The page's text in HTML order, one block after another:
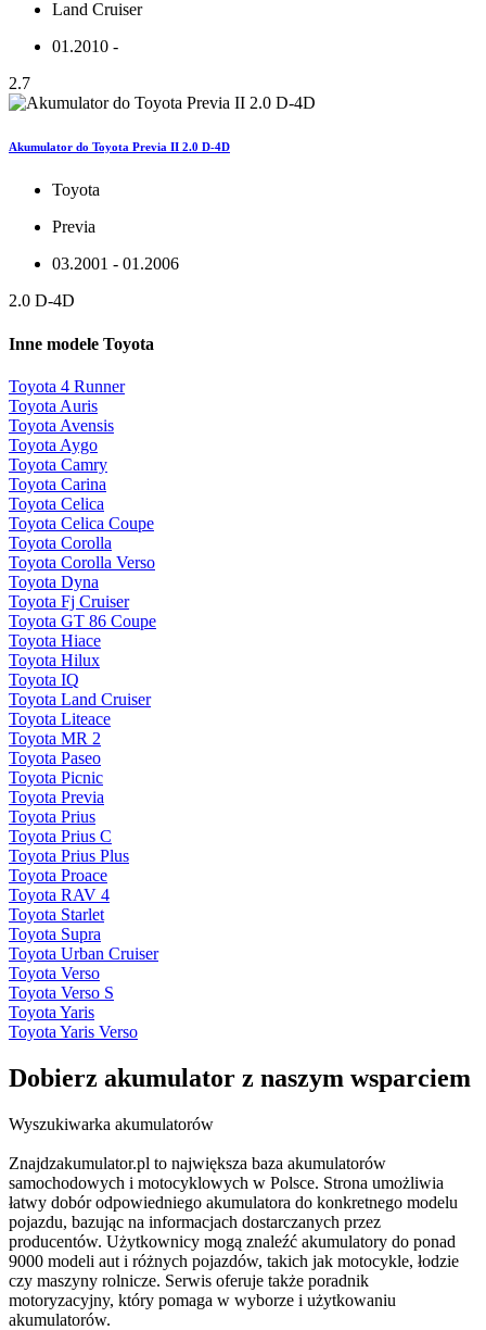
Land Cruiser
01.2010 -
2.7
Akumulator do Toyota Previa II 2.0 D-4D
Toyota
Previa
03.2001 - 01.2006
2.0 D-4D
Inne modele Toyota
Toyota 4 Runner
Toyota Auris
Toyota Avensis
Toyota Aygo
Toyota Camry
Toyota Carina
Toyota Celica
Toyota Celica Coupe
Toyota Corolla
Toyota Corolla Verso
Toyota Dyna
Toyota Fj Cruiser
Toyota GT 86 Coupe
Toyota Hiace
Toyota Hilux
Toyota IQ
Toyota Land Cruiser
Toyota Liteace
Toyota MR 2
Toyota Paseo
Toyota Picnic
Toyota Previa
Toyota Prius
Toyota Prius C
Toyota Prius Plus
Toyota Proace
Toyota RAV 4
Toyota Starlet
Toyota Supra
Toyota Urban Cruiser
Toyota Verso
Toyota Verso S
Toyota Yaris
Toyota Yaris Verso
Dobierz akumulator z naszym wsparciem
Wyszukiwarka akumulatorów
Znajdzakumulator.pl to największa baza akumulatorów
samochodowych i motocyklowych w Polsce. Strona umożliwia
łatwy dobór odpowiedniego akumulatora do konkretnego modelu
pojazdu, bazując na informacjach dostarczanych przez
producentów. Użytkownicy mogą znaleźć akumulatory do ponad
9000 modeli aut i różnych pojazdów, takich jak motocykle, łodzie
czy maszyny rolnicze. Serwis oferuje także poradnik
motoryzacyjny, który pomaga w wyborze i użytkowaniu
akumulatorów.